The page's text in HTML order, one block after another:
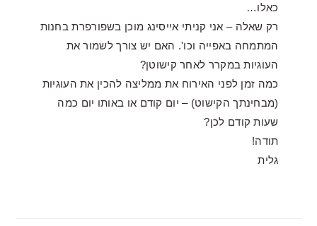
כאלו…
רק שאלה – אני קניתי אייסינג מוכן בשפורפרת בחנות
המתמחה באפייה וכו'. האם יש צורך לשמור את
העוגיות במקרר לאחר קישוטן?
כמה זמן לפני האירוח את ממליצה להכין את העוגיות
(מבחינתך הקישוט) – יום קודם או באותו יום כמה
שעות קודם לכן?
תודה!
גלית